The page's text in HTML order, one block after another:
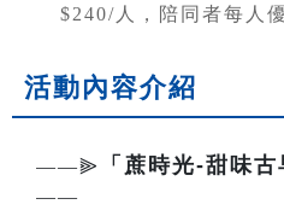
$240/人，陪同者每人
活動內容介紹
——⫸ 「蔗時光-甜味
——